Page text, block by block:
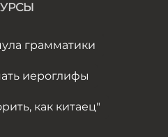
грамматики
иероглифы
как китаец"